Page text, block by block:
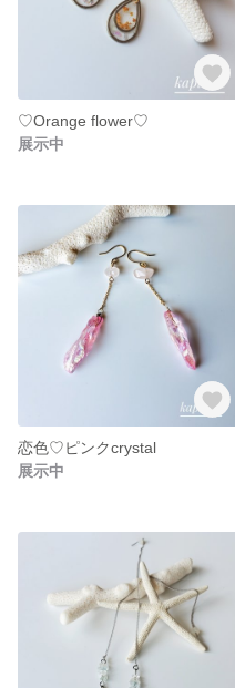
♡Orange flower♡
展示中
恋色♡ピンクcrystal
展示中